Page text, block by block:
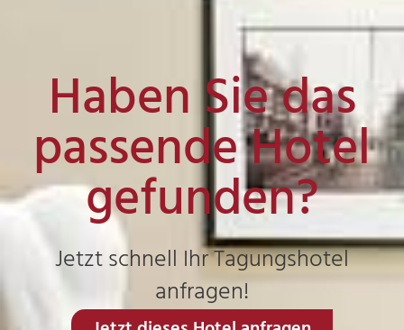
Haben Sie das
passende Hotel
gefunden?
Jetzt schnell Ihr Tagungshotel
anfragen!